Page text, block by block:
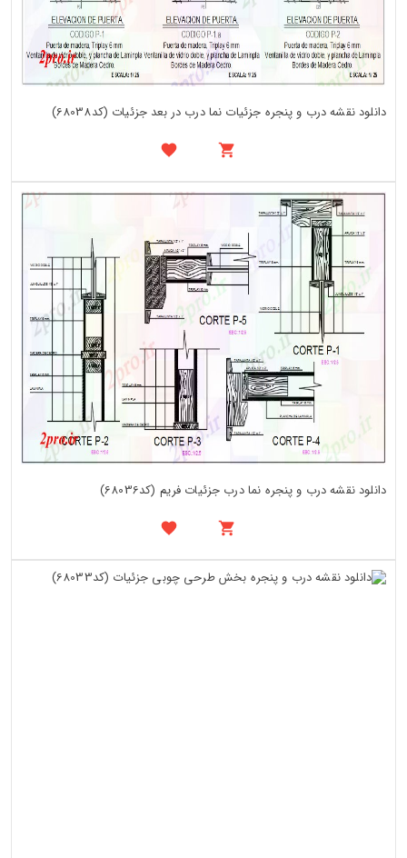
دانلود نقشه درب و پنجره جزئیات نما درب در بعد جزئیات (کد68038)
دانلود نقشه درب و پنجره نما درب جزئیات فریم (کد68036)